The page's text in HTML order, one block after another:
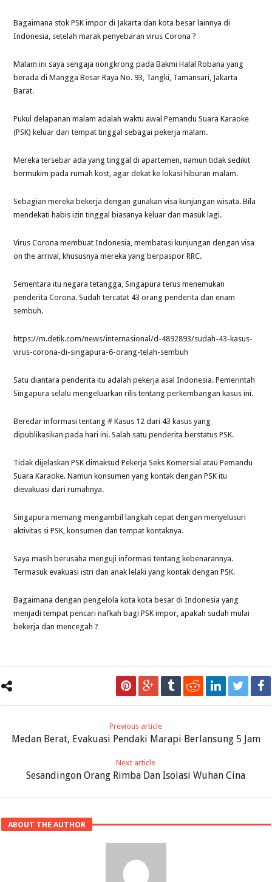
Bagaimana stok PSK impor di Jakarta dan kota besar lainnya di
Indonesia, setelah marak penyebaran virus Corona ?
Malam ini saya sengaja nongkrong pada Bakmi Halal Robana yang
berada di Mangga Besar Raya No. 93, Tangki, Tamansari, Jakarta
Barat.
Pukul delapanan malam adalah waktu awal Pemandu Suara Karaoke
(PSK) keluar dari tempat tinggal sebagai pekerja malam.
Mereka tersebar ada yang tinggal di apartemen, namun tidak sedikit
bermukim pada rumah kost, agar dekat ke lokasi hiburan malam.
Sebagian mereka bekerja dengan gunakan visa kunjungan wisata. Bila
mendekati habis izin tinggal biasanya keluar dan masuk lagi.
Virus Corona membuat Indonesia, membatasi kunjungan dengan visa
on the arrival, khususnya mereka yang berpaspor RRC.
Sementara itu negara tetangga, Singapura terus menemukan
penderita Corona. Sudah tercatat 43 orang penderita dan enam
sembuh.
https://m.detik.com/news/internasional/d-4892893/sudah-43-kasus-
virus-corona-di-singapura-6-orang-telah-sembuh
Satu diantara penderita itu adalah pekerja asal Indonesia. Pemerintah
Singapura selalu mengeluarkan rilis tentang perkembangan kasus ini.
Beredar informasi tentang # Kasus 12 dari 43 kasus yang
dipublikasikan pada hari ini. Salah satu penderita berstatus PSK.
Tidak dijelaskan PSK dimaksud Pekerja Seks Komersial atau Pemandu
Suara Karaoke. Namun konsumen yang kontak dengan PSK itu
dievakuasi dari rumahnya.
Singapura memang mengambil langkah cepat dengan menyelusuri
aktivitas si PSK, konsumen dan tempat kontaknya.
Saya masih berusaha menguji informasi tentang kebenarannya.
Termasuk evakuasi istri dan anak lelaki yang kontak dengan PSK.
Bagaimana dengan pengelola kota kota besar di Indonesia yang
menjadi tempat pencari nafkah bagi PSK impor, apakah sudah mulai
bekerja dan mencegah ?
Previous article
Medan Berat, Evakuasi Pendaki Marapi Berlansung 5 Jam
Next article
Sesandingon Orang Rimba Dan Isolasi Wuhan Cina
ABOUT THE AUTHOR